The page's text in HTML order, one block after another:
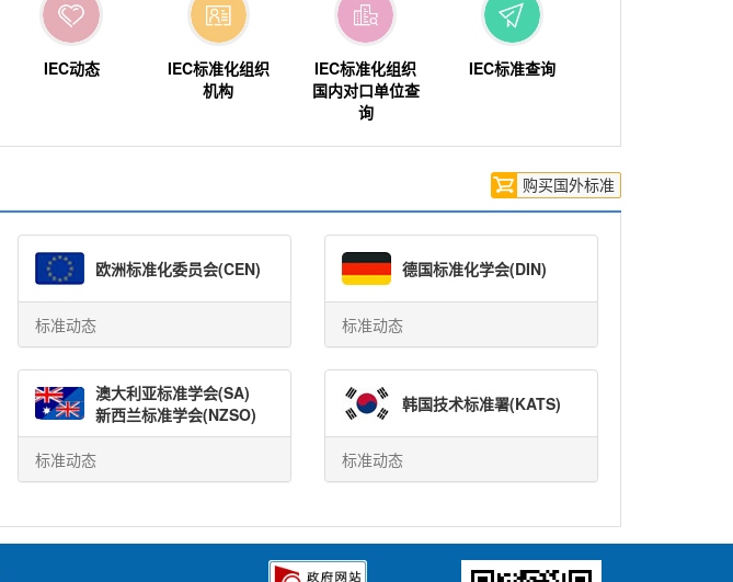
IEC动态
IEC标准化组织
机构
IEC标准化组织
国内对口单位查
询
IEC标准查询
购买国外标准
欧洲标准化委员会(CEN)
标准动态
德国标准化学会(DIN)
标准动态
澳大利亚标准学会(SA)
新西兰标准学会(NZSO)
标准动态
韩国技术标准署(KATS)
标准动态